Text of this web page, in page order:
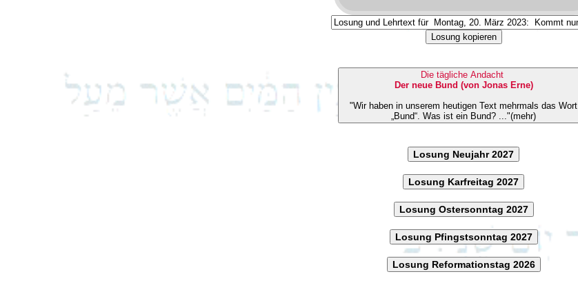
Losung kopieren
Die tägliche Andacht
Der neue Bund (von Jonas Erne)
"Wir haben in unserem heutigen Text mehrmals das Wort
„Bund“. Was ist ein Bund? ..."(mehr)
Losung Neujahr 2027
Losung Karfreitag 2027
Losung Ostersonntag 2027
Losung Pfingstsonntag 2027
Losung Reformationstag 2026